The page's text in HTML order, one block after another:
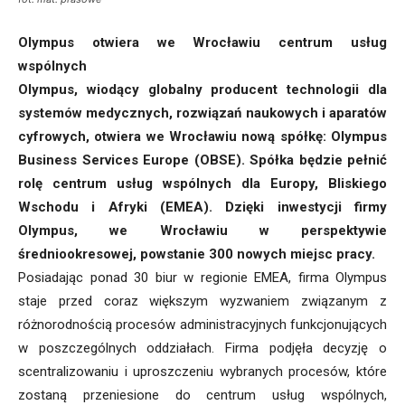
Olympus otwiera we Wrocławiu centrum usług
wspólnych
Olympus, wiodący globalny producent technologii dla
systemów medycznych, rozwiązań naukowych i aparatów
cyfrowych, otwiera we Wrocławiu nową spółkę: Olympus
Business Services Europe (OBSE). Spółka będzie pełnić
rolę centrum usług wspólnych dla Europy, Bliskiego
Wschodu i Afryki (EMEA). Dzięki inwestycji firmy
Olympus, we Wrocławiu w perspektywie
średniookresowej, powstanie 300 nowych miejsc pracy.
Posiadając ponad 30 biur w regionie EMEA, firma Olympus
staje przed coraz większym wyzwaniem związanym z
różnorodnością procesów administracyjnych funkcjonujących
w poszczególnych oddziałach. Firma podjęła decyzję o
scentralizowaniu i uproszczeniu wybranych procesów, które
zostaną przeniesione do centrum usług wspólnych,